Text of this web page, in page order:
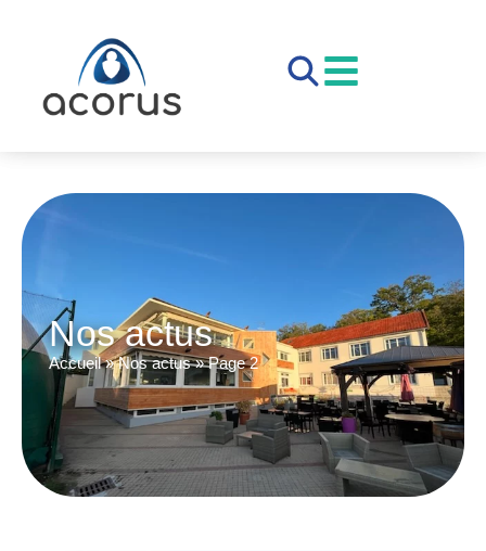
Nos actus
Accueil»Nos actus»Page 2